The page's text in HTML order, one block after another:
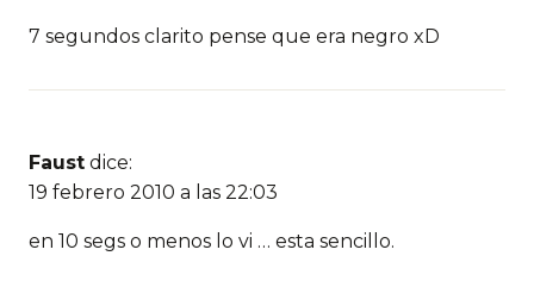
7 segundos clarito pense que era negro xD
Faust dice:
19 febrero 2010 a las 22:03
en 10 segs o menos lo vi … esta sencillo.